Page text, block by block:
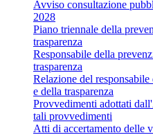
Avviso consultazione
2028
Piano triennale della
trasparenza
Responsabile della
trasparenza
Relazione del
e della trasparenza
Provvedimenti adottati
tali provvedimenti
Atti di accertamento delle